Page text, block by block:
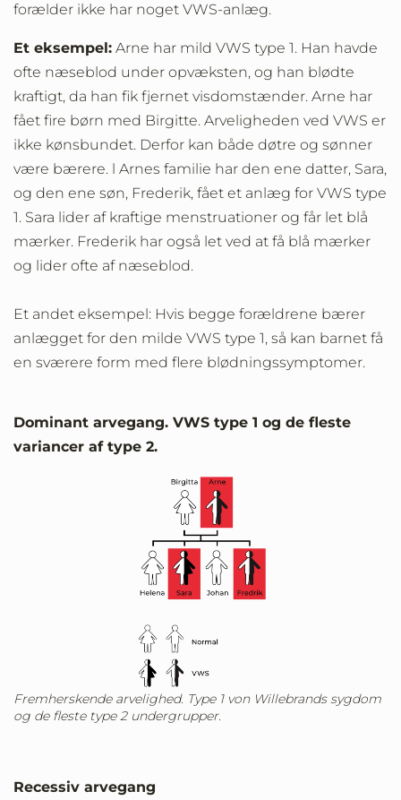
forælder ikke har noget VWS-anlæg.
Et eksempel: Arne har mild VWS type 1. Han havde
ofte næseblod under opvæksten, og han blødte
kraftigt, da han fik fjernet visdomstænder. Arne har
fået fire børn med Birgitte. Arveligheden ved VWS er
ikke kønsbundet. Derfor kan både døtre og sønner
være bærere. l Arnes familie har den ene datter, Sara,
og den ene søn, Frederik, fået et anlæg for VWS type
1. Sara lider af kraftige menstruationer og får let blå
mærker. Frederik har også let ved at få blå mærker
og lider ofte af næseblod.
Et andet eksempel: Hvis begge forældrene bærer
anlægget for den milde VWS type 1, så kan barnet få
en sværere form med flere blødningssymptomer.
Dominant arvegang. VWS type 1 og de fleste
variancer af type 2.
Fremherskende arvelighed. Type 1 von Willebrands sygdom
og de fleste type 2 undergrupper.
Recessiv arvegang